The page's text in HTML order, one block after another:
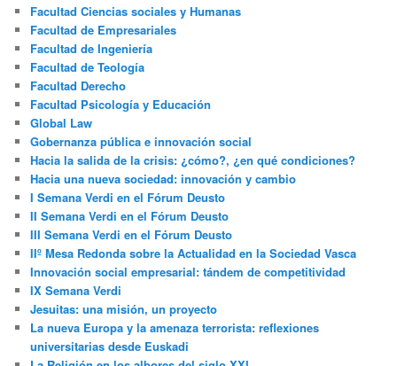
Facultad Ciencias sociales y Humanas
Facultad de Empresariales
Facultad de Ingeniería
Facultad de Teología
Facultad Derecho
Facultad Psicología y Educación
Global Law
Gobernanza pública e innovación social
Hacia la salida de la crisis: ¿cómo?, ¿en qué condiciones?
Hacia una nueva sociedad: innovación y cambio
I Semana Verdi en el Fórum Deusto
II Semana Verdi en el Fórum Deusto
III Semana Verdi en el Fórum Deusto
IIº Mesa Redonda sobre la Actualidad en la Sociedad Vasca
Innovación social empresarial: tándem de competitividad
IX Semana Verdi
Jesuitas: una misión, un proyecto
La nueva Europa y la amenaza terrorista: reflexiones
universitarias desde Euskadi